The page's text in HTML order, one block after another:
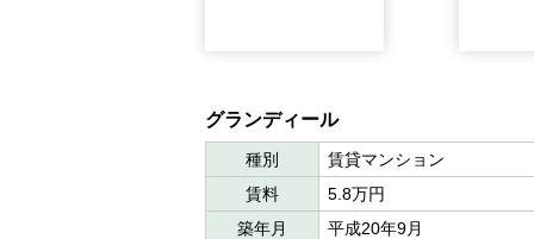
グランディール
種別
賃貸マンション
賃料
5.8万円
築年月
平成20年9月